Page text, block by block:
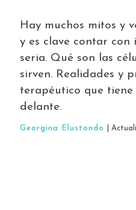
Hay muchos mitos y
y es clave contar
seria. Qué son las
sirven. Realidades y
terapéutico que
delante.
Georgina Elustondo |